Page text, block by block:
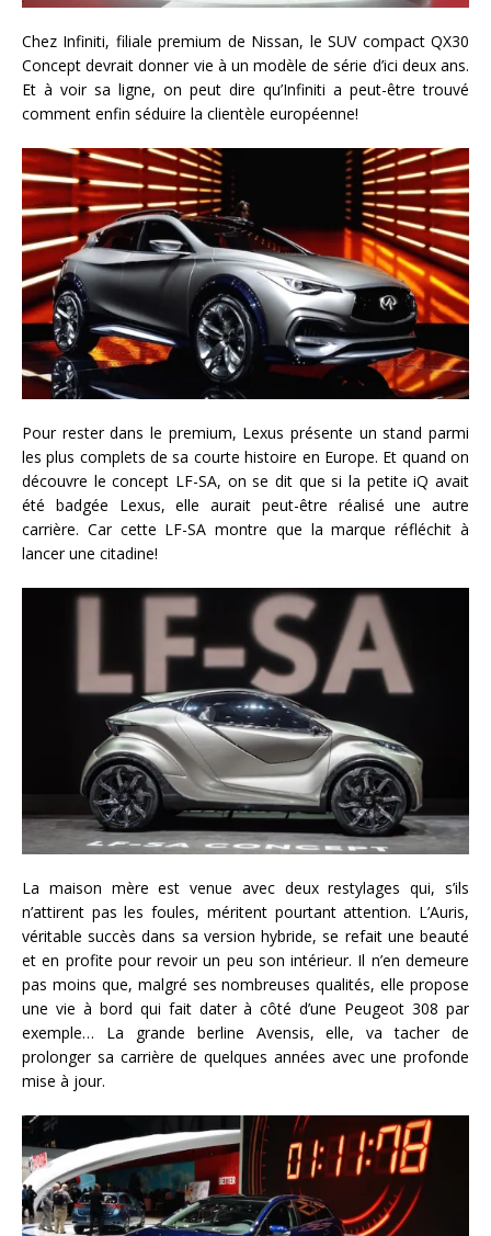
Chez Infiniti, filiale premium de Nissan, le SUV compact QX30
Concept devrait donner vie à un modèle de série d’ici deux ans.
Et à voir sa ligne, on peut dire qu’Infiniti a peut-être trouvé
comment enfin séduire la clientèle européenne!
Pour rester dans le premium, Lexus présente un stand parmi
les plus complets de sa courte histoire en Europe. Et quand on
découvre le concept LF-SA, on se dit que si la petite iQ avait
été badgée Lexus, elle aurait peut-être réalisé une autre
carrière. Car cette LF-SA montre que la marque réfléchit à
lancer une citadine!
La maison mère est venue avec deux restylages qui, s’ils
n’attirent pas les foules, méritent pourtant attention. L’Auris,
véritable succès dans sa version hybride, se refait une beauté
et en profite pour revoir un peu son intérieur. Il n’en demeure
pas moins que, malgré ses nombreuses qualités, elle propose
une vie à bord qui fait dater à côté d’une Peugeot 308 par
exemple… La grande berline Avensis, elle, va tacher de
prolonger sa carrière de quelques années avec une profonde
mise à jour.